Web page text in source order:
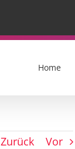
Home
Zurück Vor